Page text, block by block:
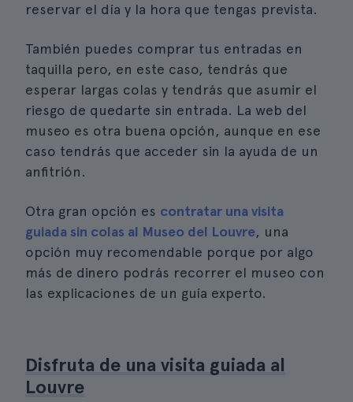
reservar el día y la hora que tengas prevista.
También puedes comprar tus entradas en
taquilla pero, en este caso, tendrás que
esperar largas colas y tendrás que asumir el
riesgo de quedarte sin entrada. La web del
museo es otra buena opción, aunque en ese
caso tendrás que acceder sin la ayuda de un
anfitrión.
Otra gran opción es contratar una visita
guiada sin colas al Museo del Louvre, una
opción muy recomendable porque por algo
más de dinero podrás recorrer el museo con
las explicaciones de un guía experto.
Disfruta de una visita guiada al
Louvre